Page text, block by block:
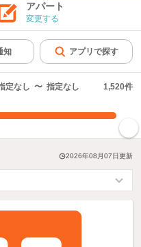
アパート
変更する
知 アプリで探す
定なし 〜 指定なし 1,520件
2026年08月07日更新